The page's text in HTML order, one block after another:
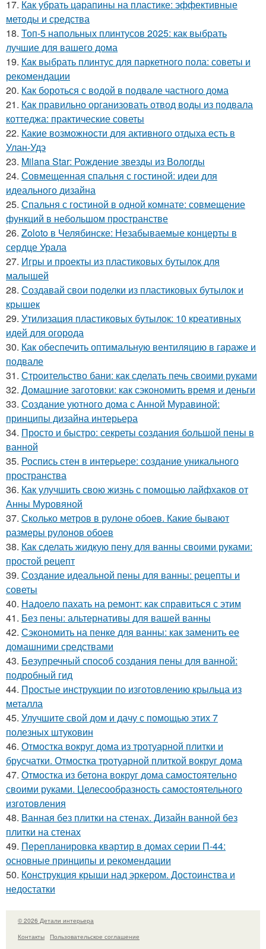
17. Как убрать царапины на пластике: эффективные
методы и средства
18. Топ-5 напольных плинтусов 2025: как выбрать
лучшие для вашего дома
19. Как выбрать плинтус для паркетного пола: советы и
рекомендации
20. Как бороться с водой в подвале частного дома
21. Как правильно организовать отвод воды из подвала
коттеджа: практические советы
22. Какие возможности для активного отдыха есть в
Улан-Удэ
23. Milana Star: Рождение звезды из Вологды
24. Совмещенная спальня с гостиной: идеи для
идеального дизайна
25. Спальня с гостиной в одной комнате: совмещение
функций в небольшом пространстве
26. Zoloto в Челябинске: Незабываемые концерты в
сердце Урала
27. Игры и проекты из пластиковых бутылок для
малышей
28. Создавай свои поделки из пластиковых бутылок и
крышек
29. Утилизация пластиковых бутылок: 10 креативных
идей для огорода
30. Как обеспечить оптимальную вентиляцию в гараже и
подвале
31. Строительство бани: как сделать печь своими руками
32. Домашние заготовки: как сэкономить время и деньги
33. Создание уютного дома с Анной Муравиной:
принципы дизайна интерьера
34. Просто и быстро: секреты создания большой пены в
ванной
35. Роспись стен в интерьере: создание уникального
пространства
36. Как улучшить свою жизнь с помощью лайфхаков от
Анны Муровяной
37. Сколько метров в рулоне обоев. Какие бывают
размеры рулонов обоев
38. Как сделать жидкую пену для ванны своими руками:
простой рецепт
39. Создание идеальной пены для ванны: рецепты и
советы
40. Надоело пахать на ремонт: как справиться с этим
41. Без пены: альтернативы для вашей ванны
42. Сэкономить на пенке для ванны: как заменить ее
домашними средствами
43. Безупречный способ создания пены для ванной:
подробный гид
44. Простые инструкции по изготовлению крыльца из
металла
45. Улучшите свой дом и дачу с помощью этих 7
полезных штуковин
46. Отмостка вокруг дома из тротуарной плитки и
брусчатки. Отмостка тротуарной плиткой вокруг дома
47. Отмостка из бетона вокруг дома самостоятельно
своими руками. Целесообразность самостоятельного
изготовления
48. Ванная без плитки на стенах. Дизайн ванной без
плитки на стенах
49. Перепланировка квартир в домах серии П-44:
основные принципы и рекомендации
50. Конструкция крыши над эркером. Достоинства и
недостатки
© 2026 Детали интерьера
Контакты
Пользовательское соглашение